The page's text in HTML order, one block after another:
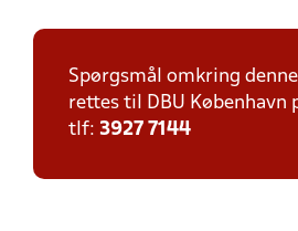
Spørgsmål omkring
rettes til DBU København
tlf: 3927 7144